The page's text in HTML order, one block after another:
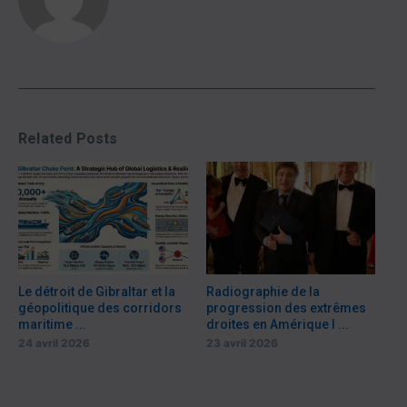
Related Posts
Le détroit de Gibraltar et la
géopolitique des corridors
maritime ...
24 avril 2026
Radiographie de la
progression des extrêmes
droites en Amérique l ...
23 avril 2026